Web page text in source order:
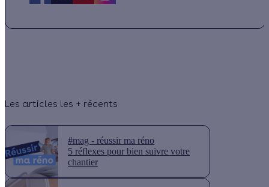
Les articles les + récents
#mag - réussir ma réno
5 réflexes pour bien suivre votre
chantier